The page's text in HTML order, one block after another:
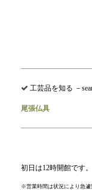
工芸品を知る －
尾張仏具
初日は12時開館です。
※営業時間は状況により急遽